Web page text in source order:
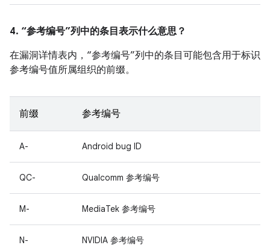
4. “参考编号”列中的条目表示什么意思？
在漏洞详情表内，“参考编号”列中的条目可能包含用于标识
参考编号值所属组织的前缀。
前缀 参考编号
A- Android bug ID
QC- Qualcomm 参考编号
M- MediaTek 参考编号
N- NVIDIA 参考编号